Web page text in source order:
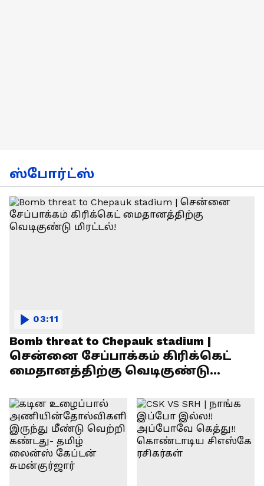
ஸ்போர்ட்ஸ்
Bomb threat to Chepauk stadium |
சென்னை சேப்பாக்கம் கிரிக்கெட்
மைதானத்திற்கு வெடிகுண்டு
03:11